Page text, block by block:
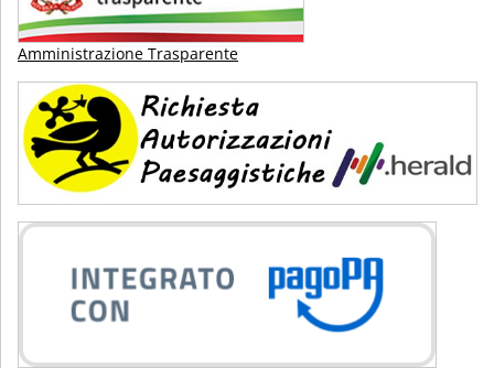
Amministrazione Trasparente